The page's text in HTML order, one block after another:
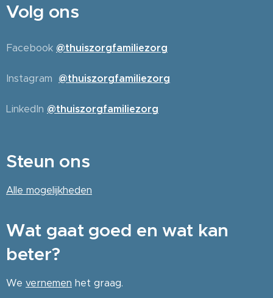
Volg ons
Facebook @thuiszorgfamiliezorg
Instagram @thuiszorgfamiliezorg
LinkedIn @thuiszorgfamiliezorg
Steun ons
Alle mogelijkheden
Wat gaat goed en wat kan
beter?
We vernemen het graag.